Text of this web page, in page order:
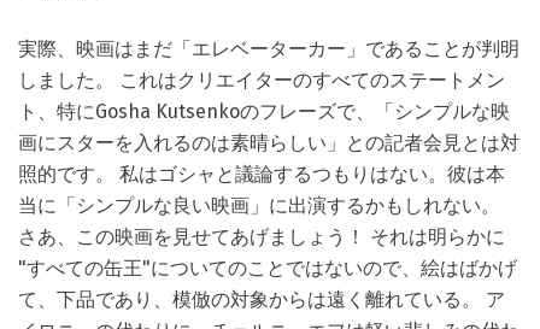
実際、映画はまだ「エレベーターカー」であることが判明
しました。 これはクリエイターのすべてのステートメン
ト、特にGosha Kutsenkoのフレーズで、「シンプルな映
画にスターを入れるのは素晴らしい」との記者会見とは対
照的です。 私はゴシャと議論するつもりはない。彼は本
当に「シンプルな良い映画」に出演するかもしれない。
さあ、この映画を見せてあげましょう！ それは明らかに
"すべての缶王"についてのことではないので、絵はばかげ
て、下品であり、模倣の対象からは遠く離れている。 ア